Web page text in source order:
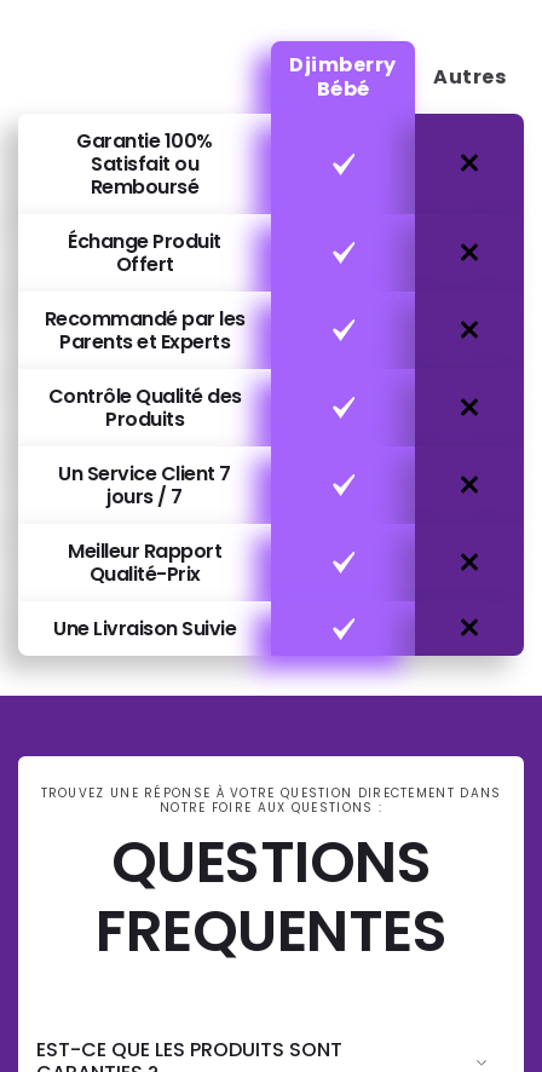
Djimberry
Bébé
Autres
Garantie 100%
Satisfait ou
Remboursé
Échange Produit
Offert
Recommandé par les
Parents et Experts
Contrôle Qualité des
Produits
Un Service Client 7
jours / 7
Meilleur Rapport
Qualité-Prix
Une Livraison Suivie
TROUVEZ UNE RÉPONSE À VOTRE QUESTION DIRECTEMENT DANS
NOTRE FOIRE AUX QUESTIONS :
QUESTIONS
FREQUENTES
EST-CE QUE LES PRODUITS SONT